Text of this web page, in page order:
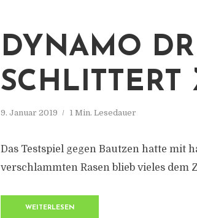
DYNAMO
SCHLITTERT
9. Januar 2019 1 Min. Lesedauer
Das Testspiel gegen Bautzen hatte mit
verschlammten Rasen blieb vieles dem
WEITERLESEN